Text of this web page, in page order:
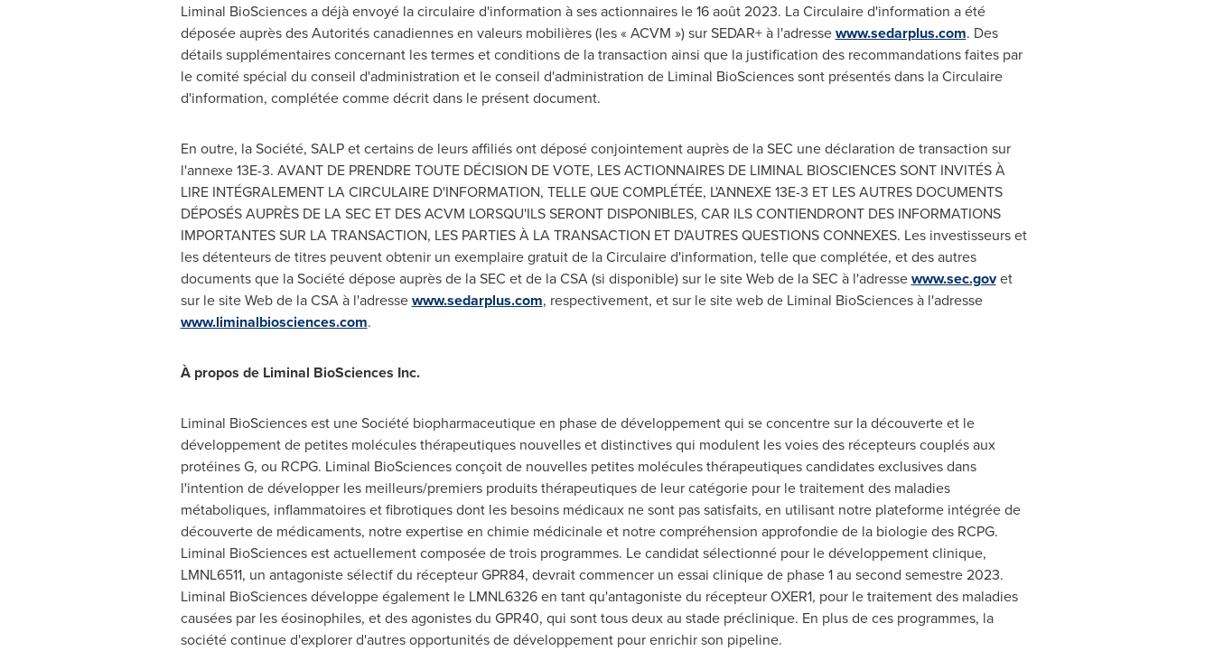
Liminal BioSciences a déjà envoyé la circulaire d'information à ses actionnaires le 16 août 2023. La Circulaire d'information a été
déposée auprès des Autorités canadiennes en valeurs mobilières (les « ACVM ») sur SEDAR+ à l'adressewww.sedarplus.com. Des
détails supplémentaires concernant les termes et conditions de la transaction ainsi que la justification des recommandations faites par
le comité spécial du conseil d'administration et le conseil d'administration de Liminal BioSciences sont présentés dans la Circulaire
d'information, complétée comme décrit dans le présent document.
En outre, la Société, SALP et certains de leurs affiliés ont déposé conjointement auprès de la SEC une déclaration de transaction sur
l'annexe 13E-3. AVANT DE PRENDRE TOUTE DÉCISION DE VOTE, LES ACTIONNAIRES DE LIMINAL BIOSCIENCES SONT INVITÉS À
LIRE INTÉGRALEMENT LA CIRCULAIRE D'INFORMATION, TELLE QUE COMPLÉTÉE, L'ANNEXE 13E-3 ET LES AUTRES DOCUMENTS
DÉPOSÉS AUPRÈS DE LA SEC ET DES ACVM LORSQU'ILS SERONT DISPONIBLES, CAR ILS CONTIENDRONT DES INFORMATIONS
IMPORTANTES SUR LA TRANSACTION, LES PARTIES À LA TRANSACTION ET D'AUTRES QUESTIONS CONNEXES. Les investisseurs et
les détenteurs de titres peuvent obtenir un exemplaire gratuit de la Circulaire d'information, telle que complétée, et des autres
documents que la Société dépose auprès de la SEC et de la CSA (si disponible) sur le site Web de la SEC à l'adressewww.sec.govet
sur le site Web de la CSA à l'adressewww.sedarplus.com, respectivement, et sur le site web de Liminal BioSciences à l'adresse
www.liminalbiosciences.com.
À propos de Liminal BioSciences Inc.
Liminal BioSciences est une Société biopharmaceutique en phase de développement qui se concentre sur la découverte et le
développement de petites molécules thérapeutiques nouvelles et distinctives qui modulent les voies des récepteurs couplés aux
protéines G, ou RCPG. Liminal BioSciences conçoit de nouvelles petites molécules thérapeutiques candidates exclusives dans
l'intention de développer les meilleurs/premiers produits thérapeutiques de leur catégorie pour le traitement des maladies
métaboliques, inflammatoires et fibrotiques dont les besoins médicaux ne sont pas satisfaits, en utilisant notre plateforme intégrée de
découverte de médicaments, notre expertise en chimie médicinale et notre compréhension approfondie de la biologie des RCPG.
Liminal BioSciences est actuellement composée de trois programmes. Le candidat sélectionné pour le développement clinique,
LMNL6511, un antagoniste sélectif du récepteur GPR84, devrait commencer un essai clinique de phase 1 au second semestre 2023.
Liminal BioSciences développe également le LMNL6326 en tant qu'antagoniste du récepteur OXER1, pour le traitement des maladies
causées par les éosinophiles, et des agonistes du GPR40, qui sont tous deux au stade préclinique. En plus de ces programmes, la
société continue d'explorer d'autres opportunités de développement pour enrichir son pipeline.